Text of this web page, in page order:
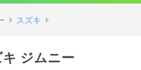
スズキ
キ ジムニー